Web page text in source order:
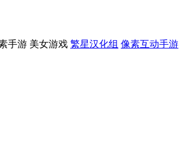
手游 美女游戏 繁星汉化组 像素互动手游